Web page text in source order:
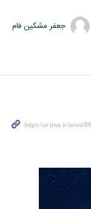
جعفر مشکین فام